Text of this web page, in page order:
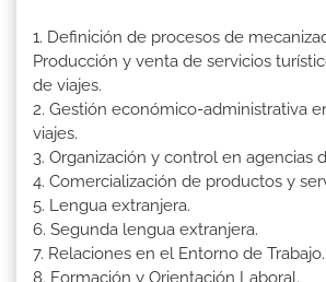
1. Definición de procesos de
Producción y venta de servicios
de viajes.
2. Gestión económico-administrativa
viajes.
3. Organización y control en agencias
4. Comercialización de productos y
5. Lengua extranjera.
6. Segunda lengua extranjera.
7. Relaciones en el Entorno de Trabajo.
8. Formación y Orientación Laboral.